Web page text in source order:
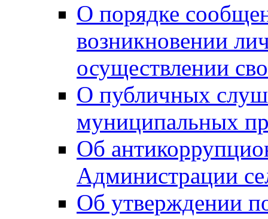
О порядке
возникновении
осуществлении
О публичных
муниципальных
Об
Администрации
Об утверждении